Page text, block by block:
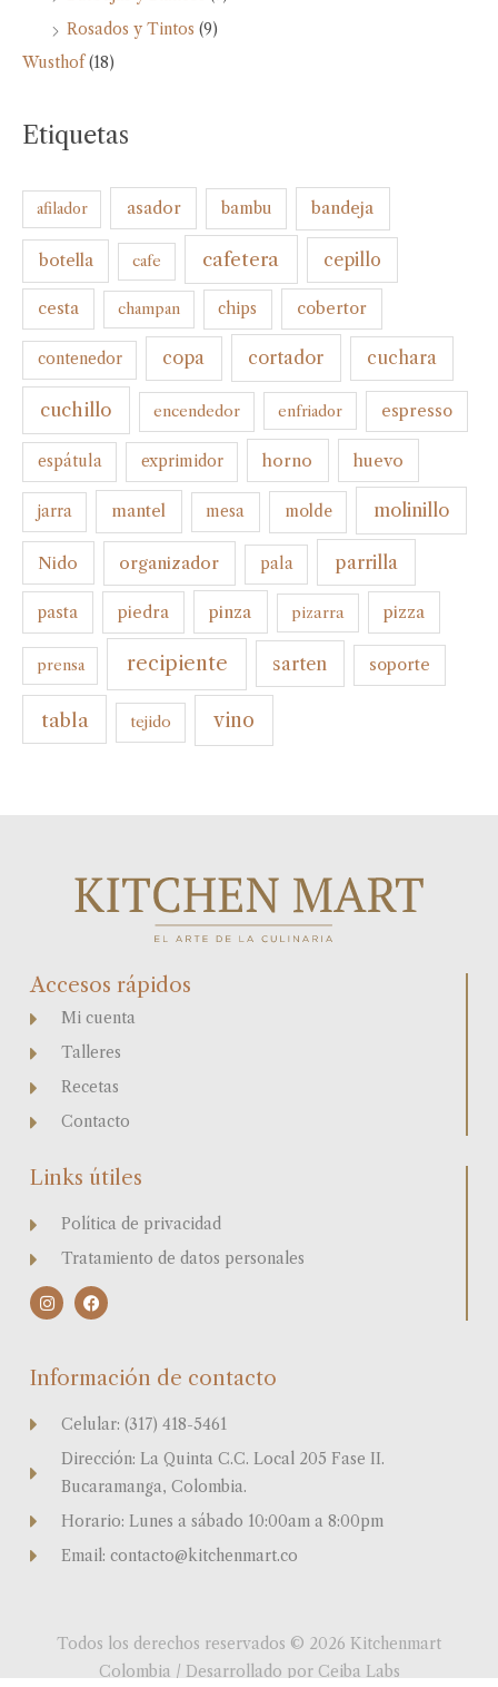
Rosados y Tintos (9)
Wusthof (18)
Etiquetas
afilador asador bambu bandeja
botella cafe cafetera cepillo
cesta champan chips cobertor
contenedor copa cortador cuchara
cuchillo encendedor enfriador espresso
espátula exprimidor horno huevo
jarra mantel mesa molde molinillo
Nido organizador pala parrilla
pasta piedra pinza pizarra pizza
prensa recipiente sarten soporte
tabla tejido vino
Accesos rápidos
Mi cuenta
Talleres
Recetas
Contacto
Links útiles
Política de privacidad
Tratamiento de datos personales
I
n
g
F
a
o
k
Información de contacto
Celular: (317) 418-5461
Dirección: La Quinta C.C. Local 205 Fase II.
Bucaramanga, Colombia.
Horario: Lunes a sábado 10:00am a 8:00pm
Email: contacto@kitchenmart.co
Todos los derechos reservados © 2026 Kitchenmart
Colombia / Desarrollado por Ceiba Labs